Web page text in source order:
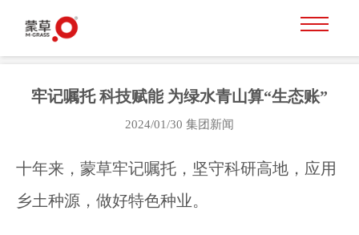
牢记嘱托 科技赋能 为绿水青山算“生态账”
2024/01/30 集团新闻
十年来，蒙草牢记嘱托，坚守科研高地，应用
乡土种源，做好特色种业。